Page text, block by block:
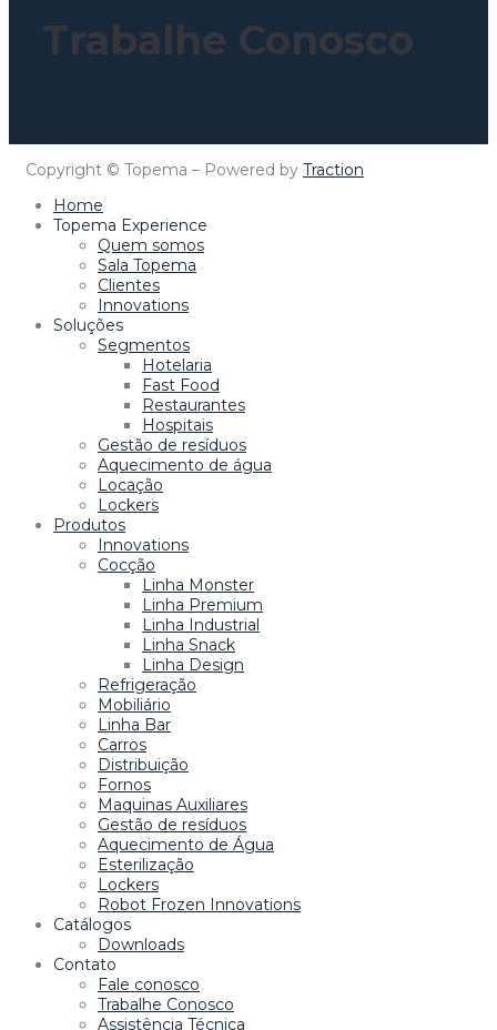
Trabalhe Conosco
Copyright © Topema – Powered by Traction
Home
Topema Experience
Quem somos
Sala Topema
Clientes
Innovations
Soluções
Segmentos
Hotelaria
Fast Food
Restaurantes
Hospitais
Gestão de resíduos
Aquecimento de água
Locação
Lockers
Produtos
Innovations
Cocção
Linha Monster
Linha Premium
Linha Industrial
Linha Snack
Linha Design
Refrigeração
Mobiliário
Linha Bar
Carros
Distribuição
Fornos
Maquinas Auxiliares
Gestão de resíduos
Aquecimento de Água
Esterilização
Lockers
Robot Frozen Innovations
Catálogos
Downloads
Contato
Fale conosco
Trabalhe Conosco
Assistência Técnica